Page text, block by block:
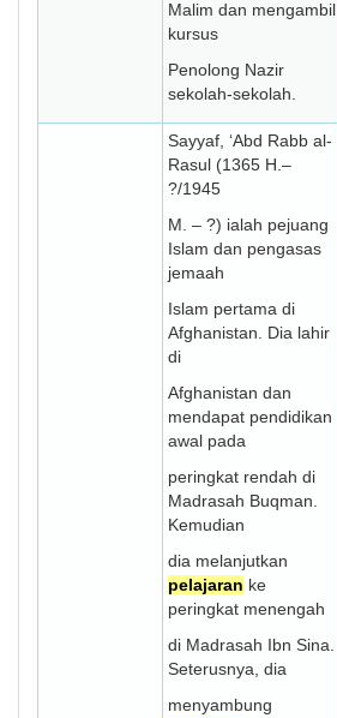
Malim dan mengambil
kursus
Penolong Nazir
sekolah-sekolah.
Sayyaf, ‘Abd Rabb al-
Rasul (1365 H.–
?/1945
M. – ?) ialah pejuang
Islam dan pengasas
jemaah
Islam pertama di
Afghanistan. Dia lahir
di
Afghanistan dan
mendapat pendidikan
awal pada
peringkat rendah di
Madrasah Buqman.
Kemudian
dia melanjutkan
pelajaran ke
peringkat menengah
di Madrasah Ibn Sina.
Seterusnya, dia
menyambung